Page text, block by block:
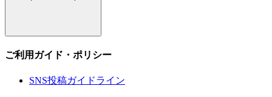
ご利用ガイド・ポリシー
SNS投稿ガイドライン